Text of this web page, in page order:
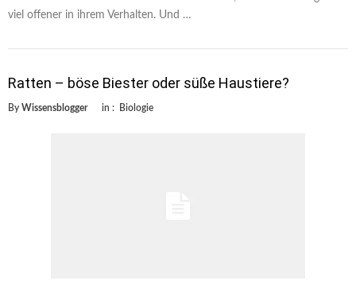
viel offener in ihrem Verhalten. Und …
Ratten – böse Biester oder süße Haustiere?
By Wissensblogger in : Biologie